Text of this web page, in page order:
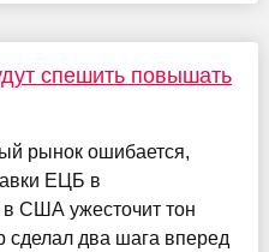
спешить повышать
рынок ошибается,
ЕЦБ в
США ужесточит тон
два шага вперед